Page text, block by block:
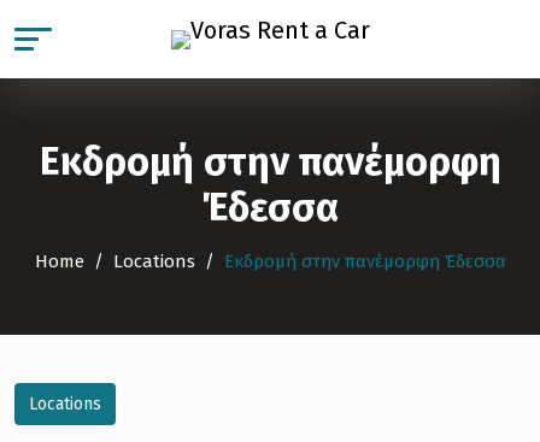
Εκδρομή στην πανέμορφη
Έδεσσα
Home Locations Εκδρομή στην πανέμορφη Έδεσσα
Locations